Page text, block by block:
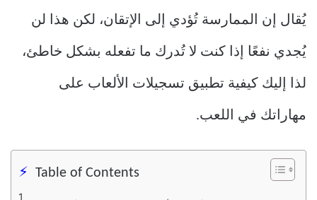
يُقال إن الممارسة تُؤدي إلى الإتقان، لكن هذا لن
يُجدي نفعًا إذا كنت لا تُدرك ما تفعله بشكل خاطئ،
لذا إليك كيفية تطبيق تسجيلات الألعاب على
مهاراتك في اللعب.
Table of Contents